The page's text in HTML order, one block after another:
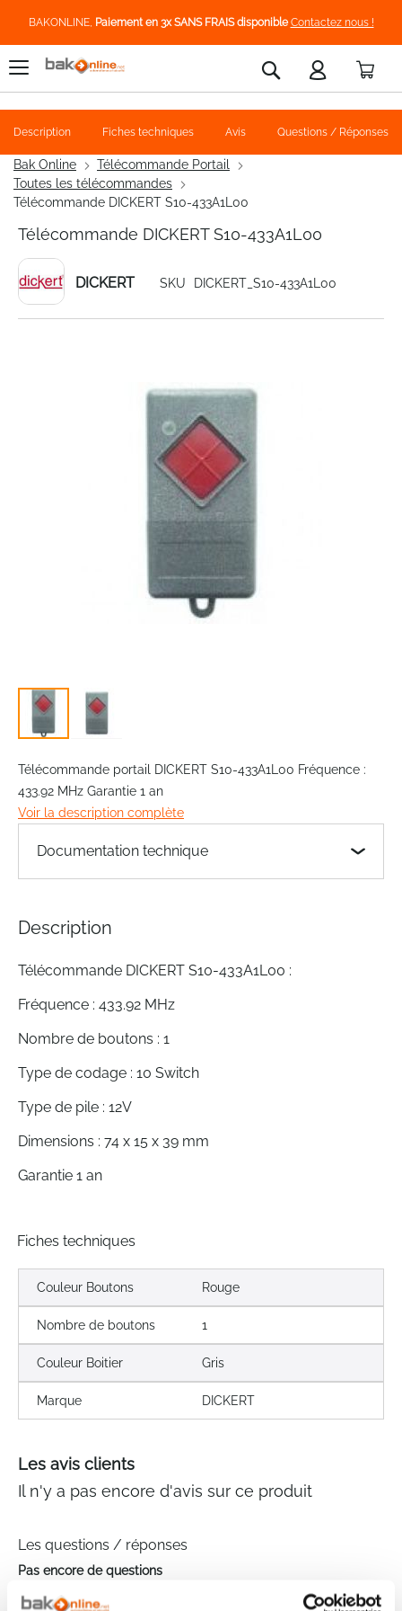
BAKONLINE, Paiement en 3x SANS FRAIS disponible Contactez nous !
Rechercher
Bak Online
Télécommande Portail
Toutes les télécommandes
Télécommande DICKERT S10-433A1L00
Télécommande DICKERT S10-433A1L00
DICKERT SKU DICKERT_S10-433A1L00
to
beginning
of
images
Télécommande portail DICKERT S10-433A1L00 Fréquence :
433.92 MHz Garantie 1 an
Voir la description complète
Documentation technique
Description Fiches techniques Avis Questions / Réponses
Description
Télécommande DICKERT S10-433A1L00 :
Fréquence : 433.92 MHz
Nombre de boutons : 1
Type de codage : 10 Switch
Type de pile : 12V
Dimensions : 74 x 15 x 39 mm
Garantie 1 an
Fiches techniques
Couleur Boutons Rouge
Nombre de boutons 1
Couleur Boitier Gris
Marque DICKERT
Les avis clients
Il n'y a pas encore d'avis sur ce produit
Les questions / réponses
Pas encore de questions
Connectez vous pour poser votre question